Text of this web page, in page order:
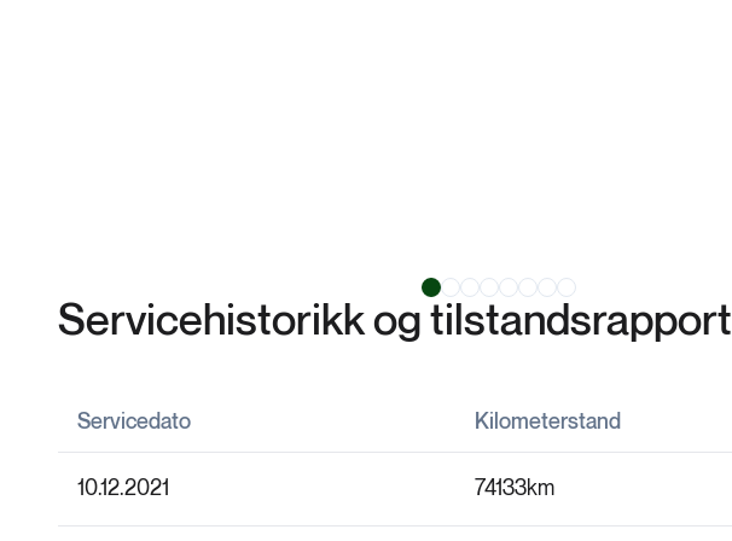
Servicehistorikk og tilstandsrapport
Servicedato Kilometerstand
10.12.2021 74133km